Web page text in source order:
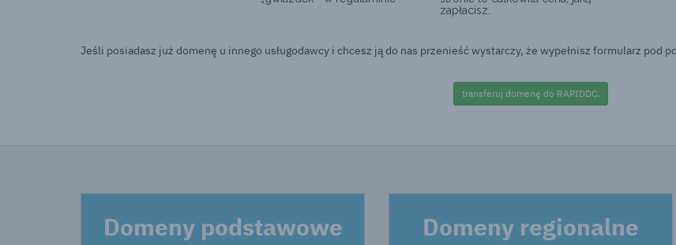
zapłacisz.
Jeśli posiadasz już domenę u innego usługodawcy i chcesz ją do nas przenieść wystarczy, że wypełnisz formularz pod
transferuj domenę do RAPIDDC.
Domeny podstawowe Domeny regionalne